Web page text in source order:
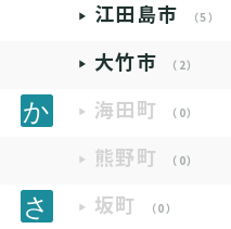
江田島市 （5）
大竹市 （2）
海田町 （0）
熊野町 （0）
坂町 （0）